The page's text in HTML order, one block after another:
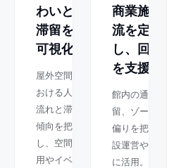
わいと
滞留を
可視化
屋外空間に
おける人の
流れと滞留
傾向を把握
し、空間活
用やイベン
商業施設の人
流を定量化
し、回遊改善
を支援
館内の通行量、滞
留、ゾーンごとの
偏りを把握し、施
設運営や改善検討
に活用。